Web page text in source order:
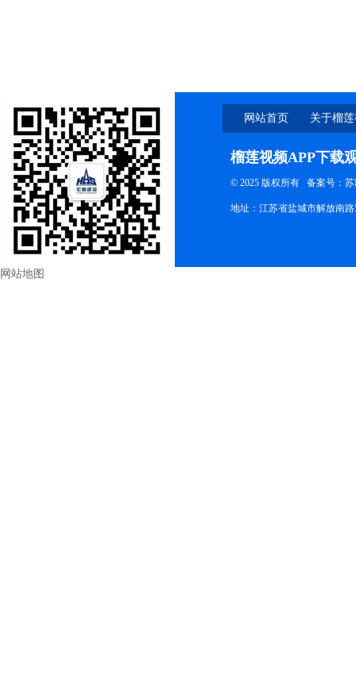
网站首页 关于榴
榴莲视频APP下载
© 2025 版权所有 备案号
地址：江苏省盐城市解放南
网站地图